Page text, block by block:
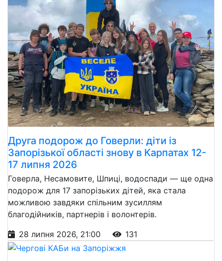
Друга подорож до Говерли: діти із
Запорізької області знову в Карпатах 12-
17 липня 2026
Говерла, Несамовите, Шпиці, водоспади — ще одна
подорож для 17 запорізьких дітей, яка стала
можливою завдяки спільним зусиллям
благодійників, партнерів і волонтерів.
28 липня 2026, 21:00
131